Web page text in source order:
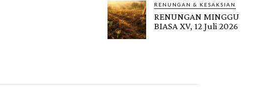
RENUNGAN & KESAKSIAN
RENUNGAN MINGGU
BIASA XV, 12 Juli 2026